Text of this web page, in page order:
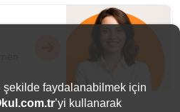
faydalanabilmek için
’yi kullanarak